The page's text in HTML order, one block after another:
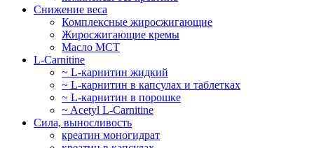
Снижение веса
Комплексные жиросжигающие
Жиросжигающие кремы
Масло МСТ
L-Carnitine
~ L-карнитин жидкий
~ L-карнитин в капсулах и таблетках
~ L-карнитин в порошке
~ Acetyl L-Carnitine
Сила, выносливость
креатин моногидрат